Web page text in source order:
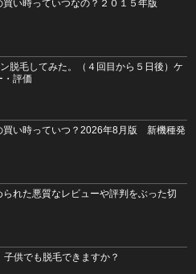
い時っていつなの？２０１５年版
脱毛してみた。（４回目から５日後）ケ
・評価
買い時っていつ？2026年8月版 新機種発
られた悪質なレビューや評判をぶった切
子供でも脱毛できますか？